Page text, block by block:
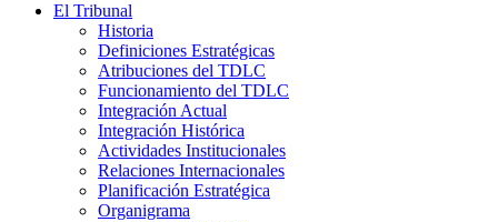
El Tribunal
Historia
Definiciones Estratégicas
Atribuciones del TDLC
Funcionamiento del TDLC
Integración Actual
Integración Histórica
Actividades Institucionales
Relaciones Internacionales
Planificación Estratégica
Organigrama